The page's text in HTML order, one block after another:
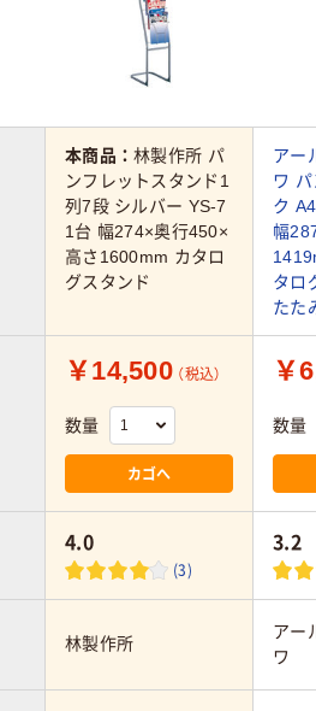
本商品：林製作所 パ
ンフレットスタンド1
列7段 シルバー YS-7
1台 幅274×奥行450×
高さ1600mm カタロ
グスタンド
アー
ワ パ
ク
幅
タロ
たた
￥14,500 （税込）
数量
カゴへ
￥
数量
4.0
(3)
3.2
林製作所
アー
ワ